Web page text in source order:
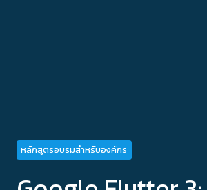
หลักสูตรอบรมสำหรับองค์กร